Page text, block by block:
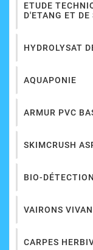
ETUDE
D'ETANG ET
HYDROLYSAT
AQUAPONIE
ARMUR PVC
SKIMCRUSH
BIO-DÉTECTION
VAIRONS
CARPES